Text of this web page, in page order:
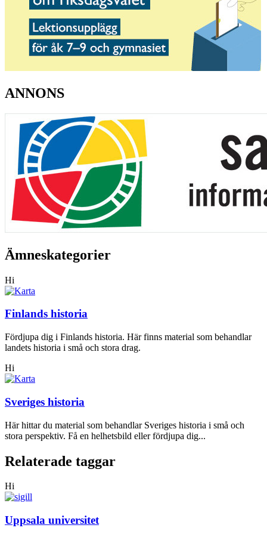
ANNONS
Ämneskategorier
Hi
Finlands historia
Fördjupa dig i Finlands historia. Här finns material som behandlar
landets historia i små och stora drag.
Hi
Sveriges historia
Här hittar du material som behandlar Sveriges historia i små och
stora perspektiv. Få en helhetsbild eller fördjupa dig...
Relaterade taggar
Hi
Uppsala universitet